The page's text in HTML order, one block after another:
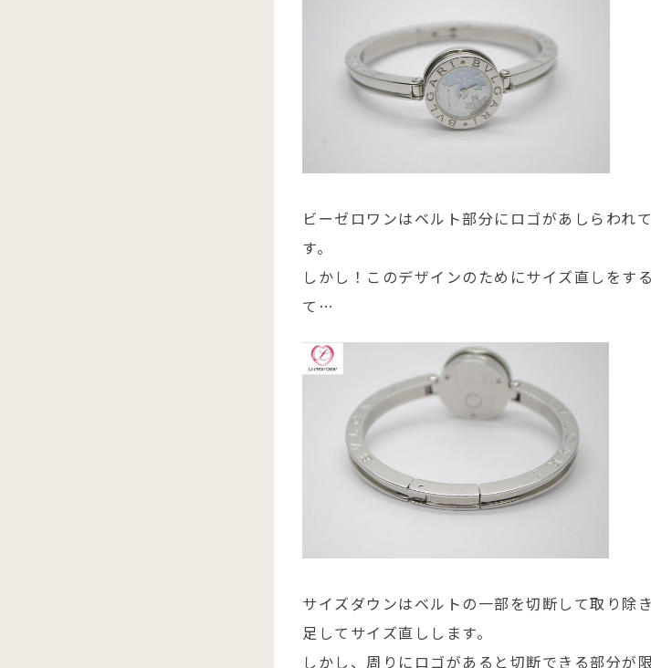
ビーゼロワンはベルト部分にロゴがあしらわれ
す。
しかし！このデザインのためにサイズ直しをす
て…
サイズダウンはベルトの一部を切断して取り除
足してサイズ直しします。
しかし、周りにロゴがあると切断できる部分が